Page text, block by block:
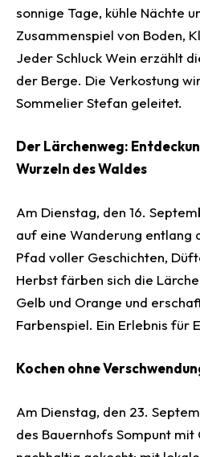
sonnige Tage, kühle Nächte
Zusammenspiel von Boden,
Jeder Schluck Wein erzählt
der Berge. Die Verkostung
Sommelier Stefan geleitet.
Der Lärchenweg:
Wurzeln des Waldes
Am Dienstag, den 16.
auf eine Wanderung entlang
Pfad voller Geschichten,
Herbst färben sich die
Gelb und Orange und
Farbenspiel. Ein Erlebnis für
Kochen ohne
Am Dienstag, den 23.
des Bauernhofs Sompunt